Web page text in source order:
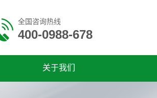
全国咨询热线
400-0988-678
关于我们